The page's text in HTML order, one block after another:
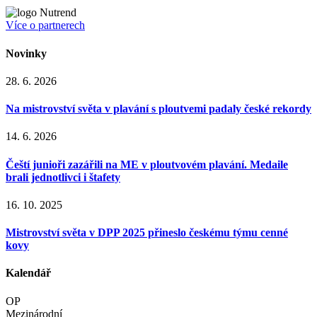
Více o partnerech
Novinky
28. 6. 2026
Na mistrovství světa v plavání s ploutvemi padaly české rekordy
14. 6. 2026
Čeští junioři zazářili na ME v ploutvovém plavání. Medaile
brali jednotlivci i štafety
16. 10. 2025
Mistrovství světa v DPP 2025 přineslo českému týmu cenné
kovy
Kalendář
OP
Mezinárodní